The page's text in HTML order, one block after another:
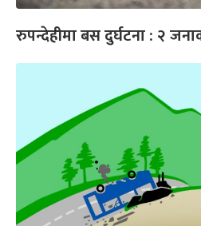
रुपन्देहीमा बस दुर्घटना : २